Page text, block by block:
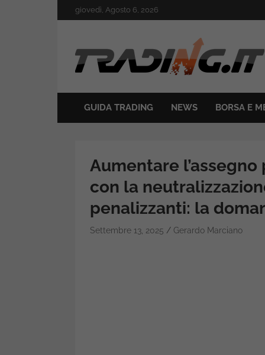
to
giovedì, Agosto 6, 2026
Trading.it
GUIDA TRADING NEWS BORSA E
Aumentare
con la
penalizzanti: la
Settembre 13, 2025 Gerardo Marciano